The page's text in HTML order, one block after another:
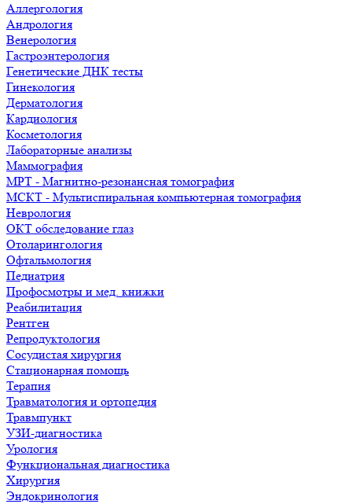
Аллергология
Андрология
Венерология
Гастроэнтерология
Генетические ДНК тесты
Гинекология
Дерматология
Кардиология
Косметология
Лабораторные анализы
Маммография
МРТ - Магнитно-резонансная томография
МСКТ - Мультиспиральная компьютерная томография
Неврология
ОКТ обследование глаз
Отоларингология
Офтальмология
Педиатрия
Профосмотры и мед. книжки
Реабилитация
Рентген
Репродуктология
Сосудистая хирургия
Стационарная помощь
Терапия
Травматология и ортопедия
Травмпункт
УЗИ-диагностика
Урология
Функциональная диагностика
Хирургия
Эндокринология